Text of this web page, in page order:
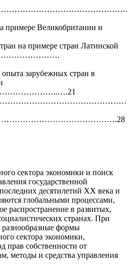
примере Великобритании и
на примере стран Латинской
зарубежных стран в
сектора экономики и поиск
государственной
десятилетий ХХ века и
глобальными процессами,
распространение в развитых,
странах. При
разнообразные формы
сектора экономики,
прав собственности от
методы и средства управления